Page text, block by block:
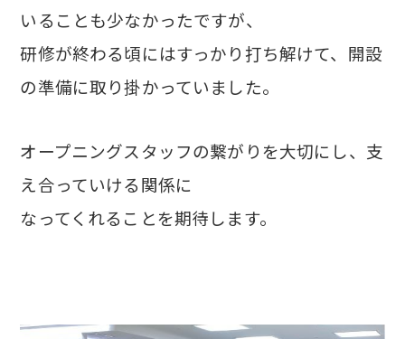
いることも少なかったですが、
研修が終わる頃にはすっかり打ち解けて、開設
の準備に取り掛かっていました。
オープニングスタッフの繋がりを大切にし、支
え合っていける関係に
なってくれることを期待します。